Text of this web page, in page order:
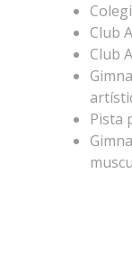
Club
Club
Pista